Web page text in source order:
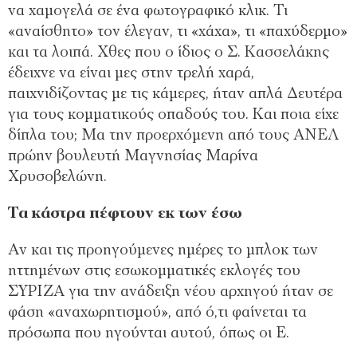
να χαμογελά σε ένα φωτογραφικό κλικ. Τι
«αναίσθητο» τον έλεγαν, τι «χάχα», τι «παχύδερμο»
και τα λοιπά. Χθες που ο ίδιος ο Σ. Κασσελάκης
έδειχνε να είναι μες στην τρελή χαρά,
παιχνιδίζοντας με τις κάμερες, ήταν απλά Δευτέρα
για τους κομματικούς οπαδούς του. Και ποια είχε
δίπλα του; Μα την προερχόμενη από τους ΑΝΕΛ
πρώην βουλευτή Μαγνησίας Μαρίνα
Χρυσοβελώνη.
Τα κάστρα πέφτουν εκ των έσω
Αν και τις προηγούμενες ημέρες το μπλοκ των
ηττημένων στις εσωκομματικές εκλογές του
ΣΥΡΙΖΑ για την ανάδειξη νέου αρχηγού ήταν σε
φάση «αναχωρητισμού», από ό,τι φαίνεται τα
πρόσωπα που ηγούνται αυτού, όπως οι Ε.